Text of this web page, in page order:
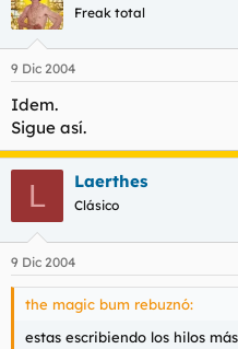
Freak total
9 Dic 2004
Idem.
Sigue así.
L Laerthes
Clásico
9 Dic 2004
the magic bum rebuznó:
estas escribiendo los hilos